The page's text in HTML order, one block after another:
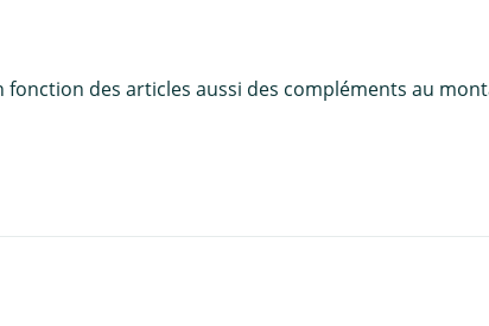
des articles aussi des compléments au